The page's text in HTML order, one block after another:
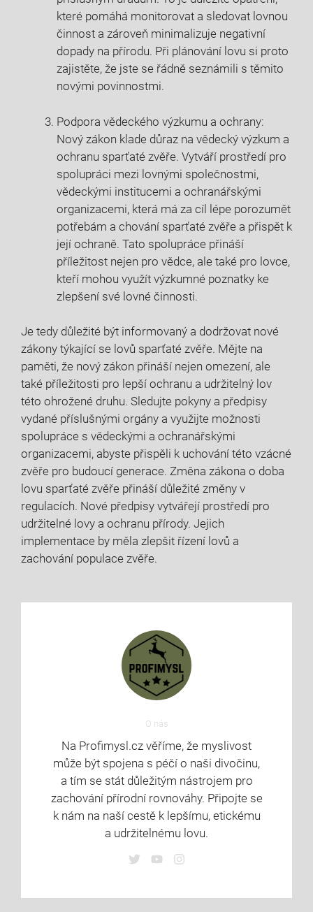
které pomáhá monitorovat a sledovat lovnou⁣
činnost a ‍zároveň minimalizuje negativní
dopady na přírodu. Při plánování lovu si proto
zajistěte, že jste se řádně seznámili s těmito
novými povinnostmi.
Podpora vědeckého výzkumu a ochrany:
Nový ​zákon klade ⁤důraz‌ na vědecký výzkum a⁣
ochranu sparťaté zvěře. Vytváří prostředí⁢ pro
spolupráci mezi lovnými společnostmi,⁣
vědeckými institucemi a ochranářskými
organizacemi, která má za cíl‍ lépe porozumět
potřebám a chování ⁤sparťaté⁣ zvěře ⁣a přispět k
její ochraně. Tato spolupráce přináší
příležitost nejen pro vědce, ‌ale také pro lovce,
kteří​ mohou využít výzkumné poznatky ke‌
zlepšení své lovné‍ činnosti.
Je tedy​ důležité být informovaný a dodržovat nové
zákony týkající se lovů‍ sparťaté⁣ zvěře.‌ Mějte na
⁢paměti, že ⁤nový zákon přináší nejen omezení, ale
také příležitosti pro lepší ochranu a udržitelný lov
této ohrožené druhu. ⁤Sledujte pokyny a předpisy
vydané příslušnými orgány a využijte možnosti
⁢spolupráce s vědeckými a ochranářskými
organizacemi,⁤ abyste ‌přispěli ‌k uchování této vzácné
⁢zvěře pro budoucí ⁤generace. Změna zákona o doba
‍lovu sparťaté⁢ zvěře přináší důležité změny v
regulacích. ⁣Nové předpisy vytvářejí ⁤prostředí pro
udržitelné ‍lovy a⁢ ochranu přírody. Jejich
implementace ⁢by měla zlepšit⁤ řízení lovů ‌a
‍zachování populace ​zvěře.
O nás
Na Profimysl.cz věříme, že myslivost
může být spojena s péčí o naši divočinu,
a tím se stát důležitým nástrojem pro
zachování přírodní rovnováhy. Připojte se
k nám na naší cestě k lepšímu, etickému
a udržitelnému lovu.